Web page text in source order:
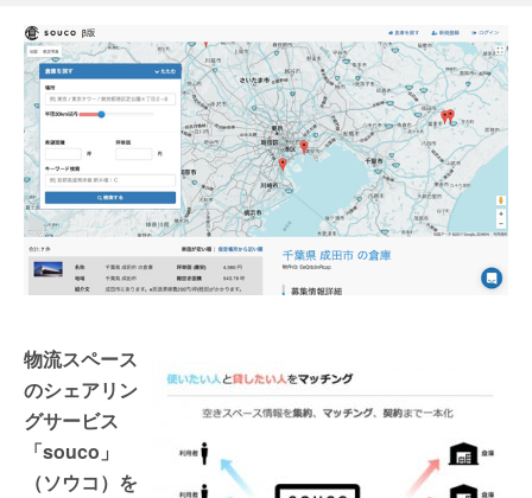
物流スペース
のシェアリン
グサービス
「souco」
（ソウコ）を